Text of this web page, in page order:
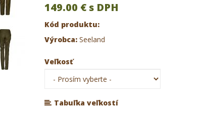
149.00 €s DPH
Kód produktu:
Výrobca: Seeland
Veľkosť
Tabuľka veľkostí